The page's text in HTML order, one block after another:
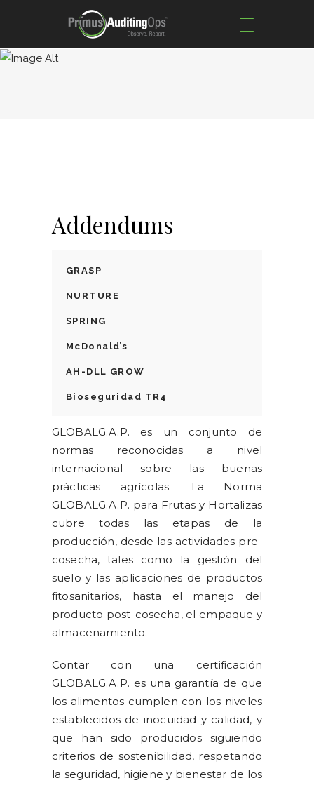
Addendums
GRASP
NURTURE
SPRING
McDonald’s
AH-DLL GROW
Bioseguridad TR4
GLOBALG.A.P. es un conjunto de
normas reconocidas a nivel
internacional sobre las buenas
prácticas agrícolas. La Norma
GLOBALG.A.P. para Frutas y Hortalizas
cubre todas las etapas de la
producción, desde las actividades pre-
cosecha, tales como la gestión del
suelo y las aplicaciones de productos
fitosanitarios, hasta el manejo del
producto post-cosecha, el empaque y
almacenamiento.
Contar con una certificación
GLOBALG.A.P. es una garantía de que
los alimentos cumplen con los niveles
establecidos de inocuidad y calidad, y
que han sido producidos siguiendo
criterios de sostenibilidad, respetando
la seguridad, higiene y bienestar de los